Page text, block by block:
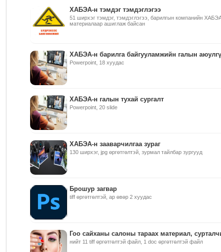
ХАБЭА-н тэмдэг тэмдэглэгээ
51 ширхэг тэмдэг, тэмдэглэгээ, барилгын компанийн
материалаар ашиглаж байсан
ХАБЭА-н барилга байгууламжийн галын
Powerpoint, 18 хуудас
ХАБЭА-н галын тухай сургалт
Powerpoint, 20 slide
ХАБЭА-н зааварчилгаа зураг
130 ширхэг, jpg өргөтгөлтэй, зурмал тайлбар зургууд
Брошур загвар
tiff өргөтгөлтэй, ар өвөр 2 хуудас
Гоо сайханы салоны тараах материал,
нийт 11 tiff өргөтгөлтэй файл, 1 doc өргөтгөлтэй файл